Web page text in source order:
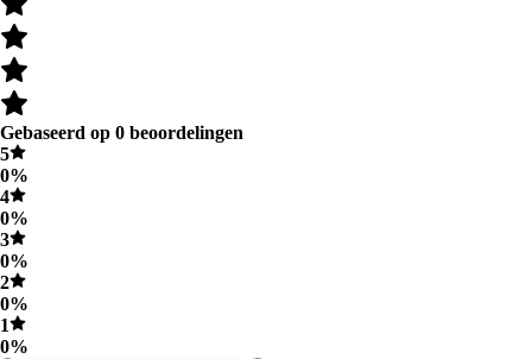
Gebaseerd op 0 beoordelingen
5
0%
4
0%
3
0%
2
0%
1
0%